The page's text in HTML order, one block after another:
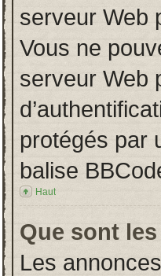
serveur Web
Vous ne
serveur Web
protégés par
balise
Haut
Que sont
Les